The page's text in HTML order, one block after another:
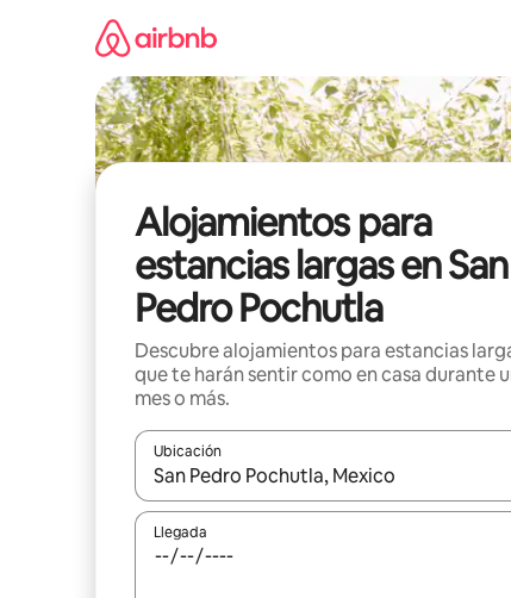
Alojamientos para
estancias largas en San
Pedro Pochutla
Descubre alojamientos para estancias
que te harán sentir como en casa durante
mes o más.
Ubicación
Cuando los resultados estén disponibles,
Llegada